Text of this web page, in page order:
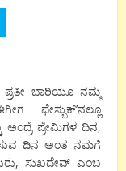
ಪ್ರತೀ ಬಾರಿಯೂ ನಮ್ಮ
ಫೇಸ್ಬುಕ್’ನಲ್ಲೂ
ಅಂದ್ರೆ ಪ್ರೇಮಿಗಳ ದಿನ,
ದಿನ ಅಂತ ನಮಗೆ
ಸುಖದೇವ್ ಎಂಬ